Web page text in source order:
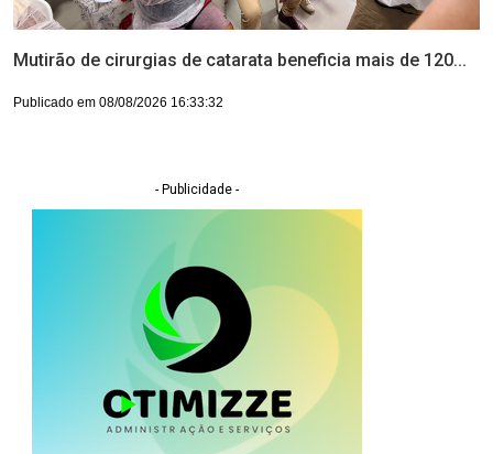
Mutirão de cirurgias de catarata beneficia mais de 120...
Publicado em 08/08/2026 16:33:32
- Publicidade -